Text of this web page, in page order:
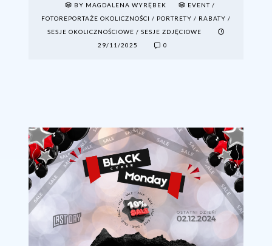
BY MAGDALENA WYRĘBEK EVENT/
FOTOREPORTAŻE OKOLICZNOŚCI / PORTRETY / RABATY /
SESJE OKOLICZNOŚCIOWE / SESJE ZDJĘCIOWE
29/11/2025
0